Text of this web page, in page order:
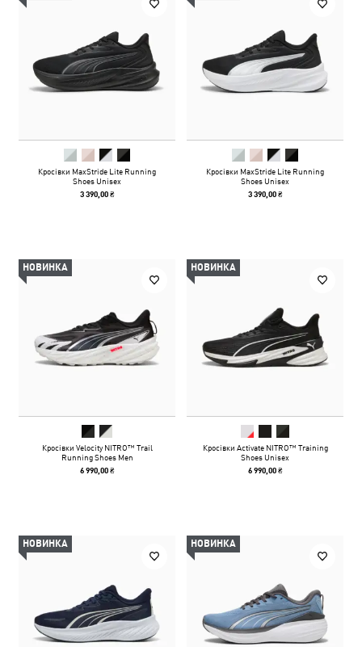
Кросівки MaxStride Lite Running
Shoes Unisex
3 390,00 ₴
Кросівки MaxStride Lite Running
Shoes Unisex
3 390,00 ₴
НОВИНКА
Кросівки Velocity NITRO™ Trail
Running Shoes Men
6 990,00 ₴
НОВИНКА
Кросівки Activate NITRO™ Training
Shoes Unisex
6 990,00 ₴
НОВИНКА НОВИНКА